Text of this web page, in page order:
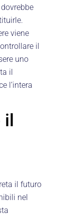
viene
il
uno
il
l’intera
il
il futuro
nel